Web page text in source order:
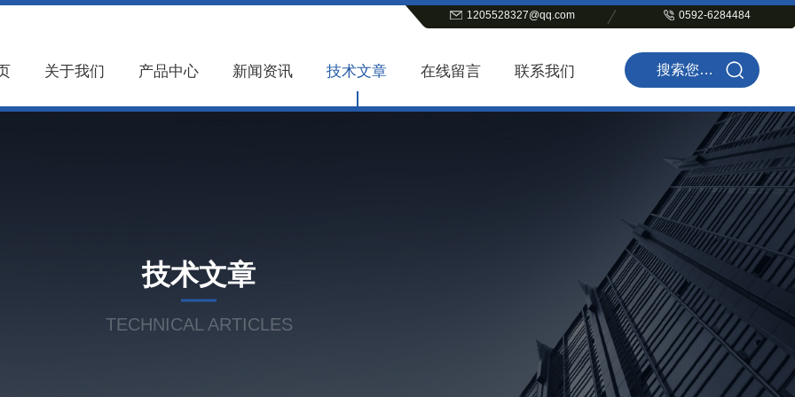
1205528327@qq.com 0592-6284484
关于我们 产品中心 新闻资讯 技术文章 在线留言 联系我们
技术文章
TECHNICAL ARTICLES